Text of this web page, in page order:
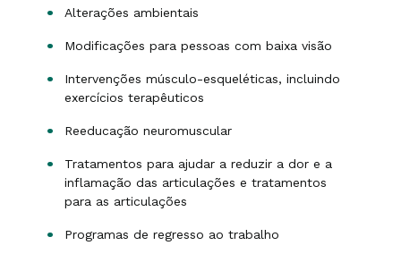
Alterações ambientais
Modificações para pessoas com baixa visão
Intervenções músculo-esqueléticas, incluindo
exercícios terapêuticos
Reeducação neuromuscular
Tratamentos para ajudar a reduzir a dor e a
inflamação das articulações e tratamentos
para as articulações
Programas de regresso ao trabalho